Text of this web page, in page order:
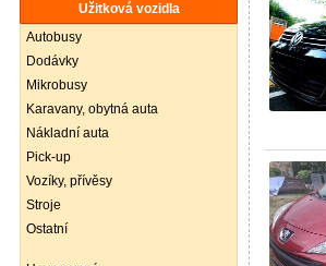
Užitková vozidla
Autobusy
Dodávky
Mikrobusy
Karavany, obytná auta
Nákladní auta
Pick-up
Vozíky, přívěsy
Stroje
Ostatní